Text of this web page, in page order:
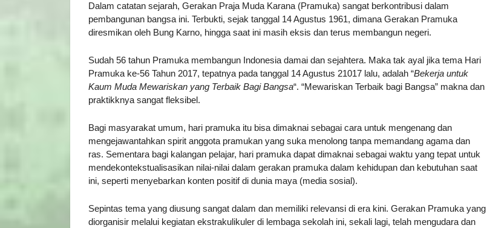
Dalam catatan sejarah, Gerakan Praja Muda Karana (Pramuka) sangat berkontribusi dalam
pembangunan bangsa ini. Terbukti, sejak tanggal 14 Agustus 1961, dimana Gerakan Pramuka
diresmikan oleh Bung Karno, hingga saat ini masih eksis dan terus membangun negeri.
Sudah 56 tahun Pramuka membangun Indonesia damai dan sejahtera. Maka tak ayal jika tema Hari
Pramuka ke-56 Tahun 2017, tepatnya pada tanggal 14 Agustus 21017 lalu, adalah “Bekerja untuk
Kaum Muda Mewariskan yang Terbaik Bagi Bangsa“. “Mewariskan Terbaik bagi Bangsa” makna dan
praktikknya sangat fleksibel.
Bagi masyarakat umum, hari pramuka itu bisa dimaknai sebagai cara untuk mengenang dan
mengejawantahkan spirit anggota pramukan yang suka menolong tanpa memandang agama dan
ras. Sementara bagi kalangan pelajar, hari pramuka dapat dimaknai sebagai waktu yang tepat untuk
mendekontekstualisasikan nilai-nilai dalam gerakan pramuka dalam kehidupan dan kebutuhan saat
ini, seperti menyebarkan konten positif di dunia maya (media sosial).
Sepintas tema yang diusung sangat dalam dan memiliki relevansi di era kini. Gerakan Pramuka yang
diorganisir melalui kegiatan ekstrakulikuler di lembaga sekolah ini, sekali lagi, telah mengudara dan